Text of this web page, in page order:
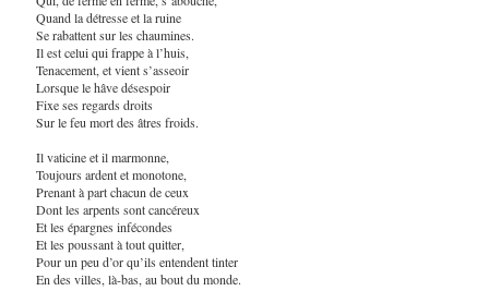
Quand la détresse et la ruine
Se rabattent sur les chaumines.
Il est celui qui frappe à l’huis,
Tenacement, et vient s’asseoir
Lorsque le hâve désespoir
Fixe ses regards droits
Sur le feu mort des âtres froids.
Il vaticine et il marmonne,
Toujours ardent et monotone,
Prenant à part chacun de ceux
Dont les arpents sont cancéreux
Et les épargnes infécondes
Et les poussant à tout quitter,
Pour un peu d’or qu’ils entendent tinter
En des villes, là-bas, au bout du monde.